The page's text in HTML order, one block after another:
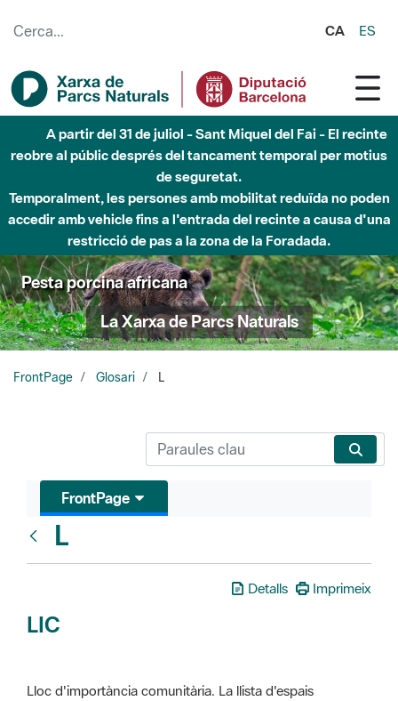
CA ES
A partir del 31 de juliol - Sant Miquel del Fai - El recinte
reobre al públic després del tancament temporal per motius
de seguretat.
Temporalment, les persones amb mobilitat reduïda no poden
accedir amb vehicle fins a l'entrada del recinte a causa d'una
restricció de pas a la zona de la Foradada.
Pesta porcina africana
La Xarxa de Parcs Naturals
FrontPage Glosari L
FrontPage
L
Detalls Imprimeix
LIC
Lloc d'importància comunitària. La llista d'espais